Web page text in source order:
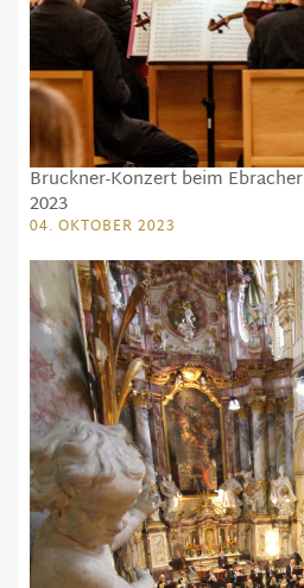
Bruckner-Konzert beim
2023
04. OKTOBER 2023